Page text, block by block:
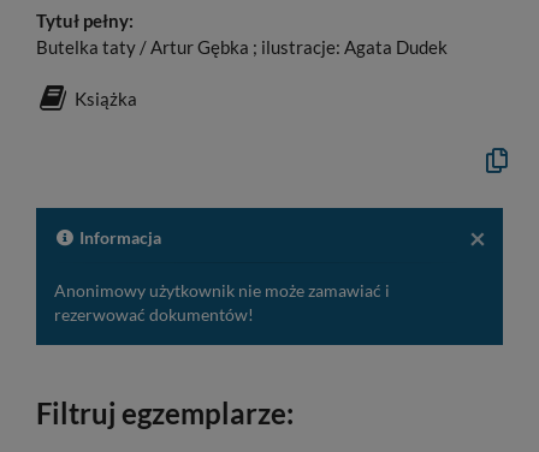
Tytuł pełny:
Butelka taty / Artur Gębka ; ilustracje: Agata Dudek
Książka
Kopiuj
do
×
Informacja
Anonimowy użytkownik nie może zamawiać i
rezerwować dokumentów!
Filtruj egzemplarze: